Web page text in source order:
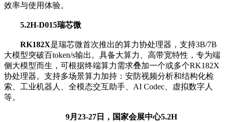
效率与使用体验。
5.2H-D015瑞芯微
RK182X是瑞芯微首次推出的算力协处理器，支持3B/7B
大模型突破百token/s输出。具备大算力、高带宽特性，专为端
侧大模型而生，可根据终端算力需求叠加一个或多个RK182X
协处理器。支持多场景算力加持：安防视频分析和结构化检
索、工业机器人、全模态交互助手、AI Codec、虚拟数字人
等。
9月23-27日，国家会展中心5.2H